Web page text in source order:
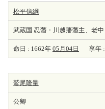
松平信綱
武蔵国 忍藩・川越藩藩主、老中
命日 : 1662年 05月04日 享年 :
鷲尾隆量
公卿